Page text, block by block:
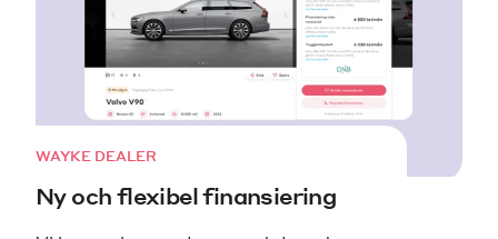
WAYKE DEALER
Ny och flexibel finansiering